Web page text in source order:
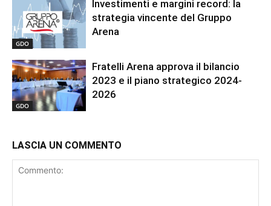
GDO
Investimenti e margini record: la
strategia vincente del Gruppo
Arena
GDO
Fratelli Arena approva il bilancio
2023 e il piano strategico 2024-
2026
LASCIA UN COMMENTO